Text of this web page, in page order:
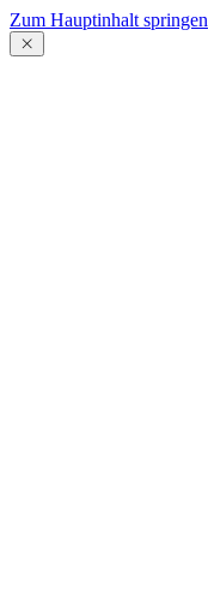
Zum Hauptinhalt springen
Menü
schließen